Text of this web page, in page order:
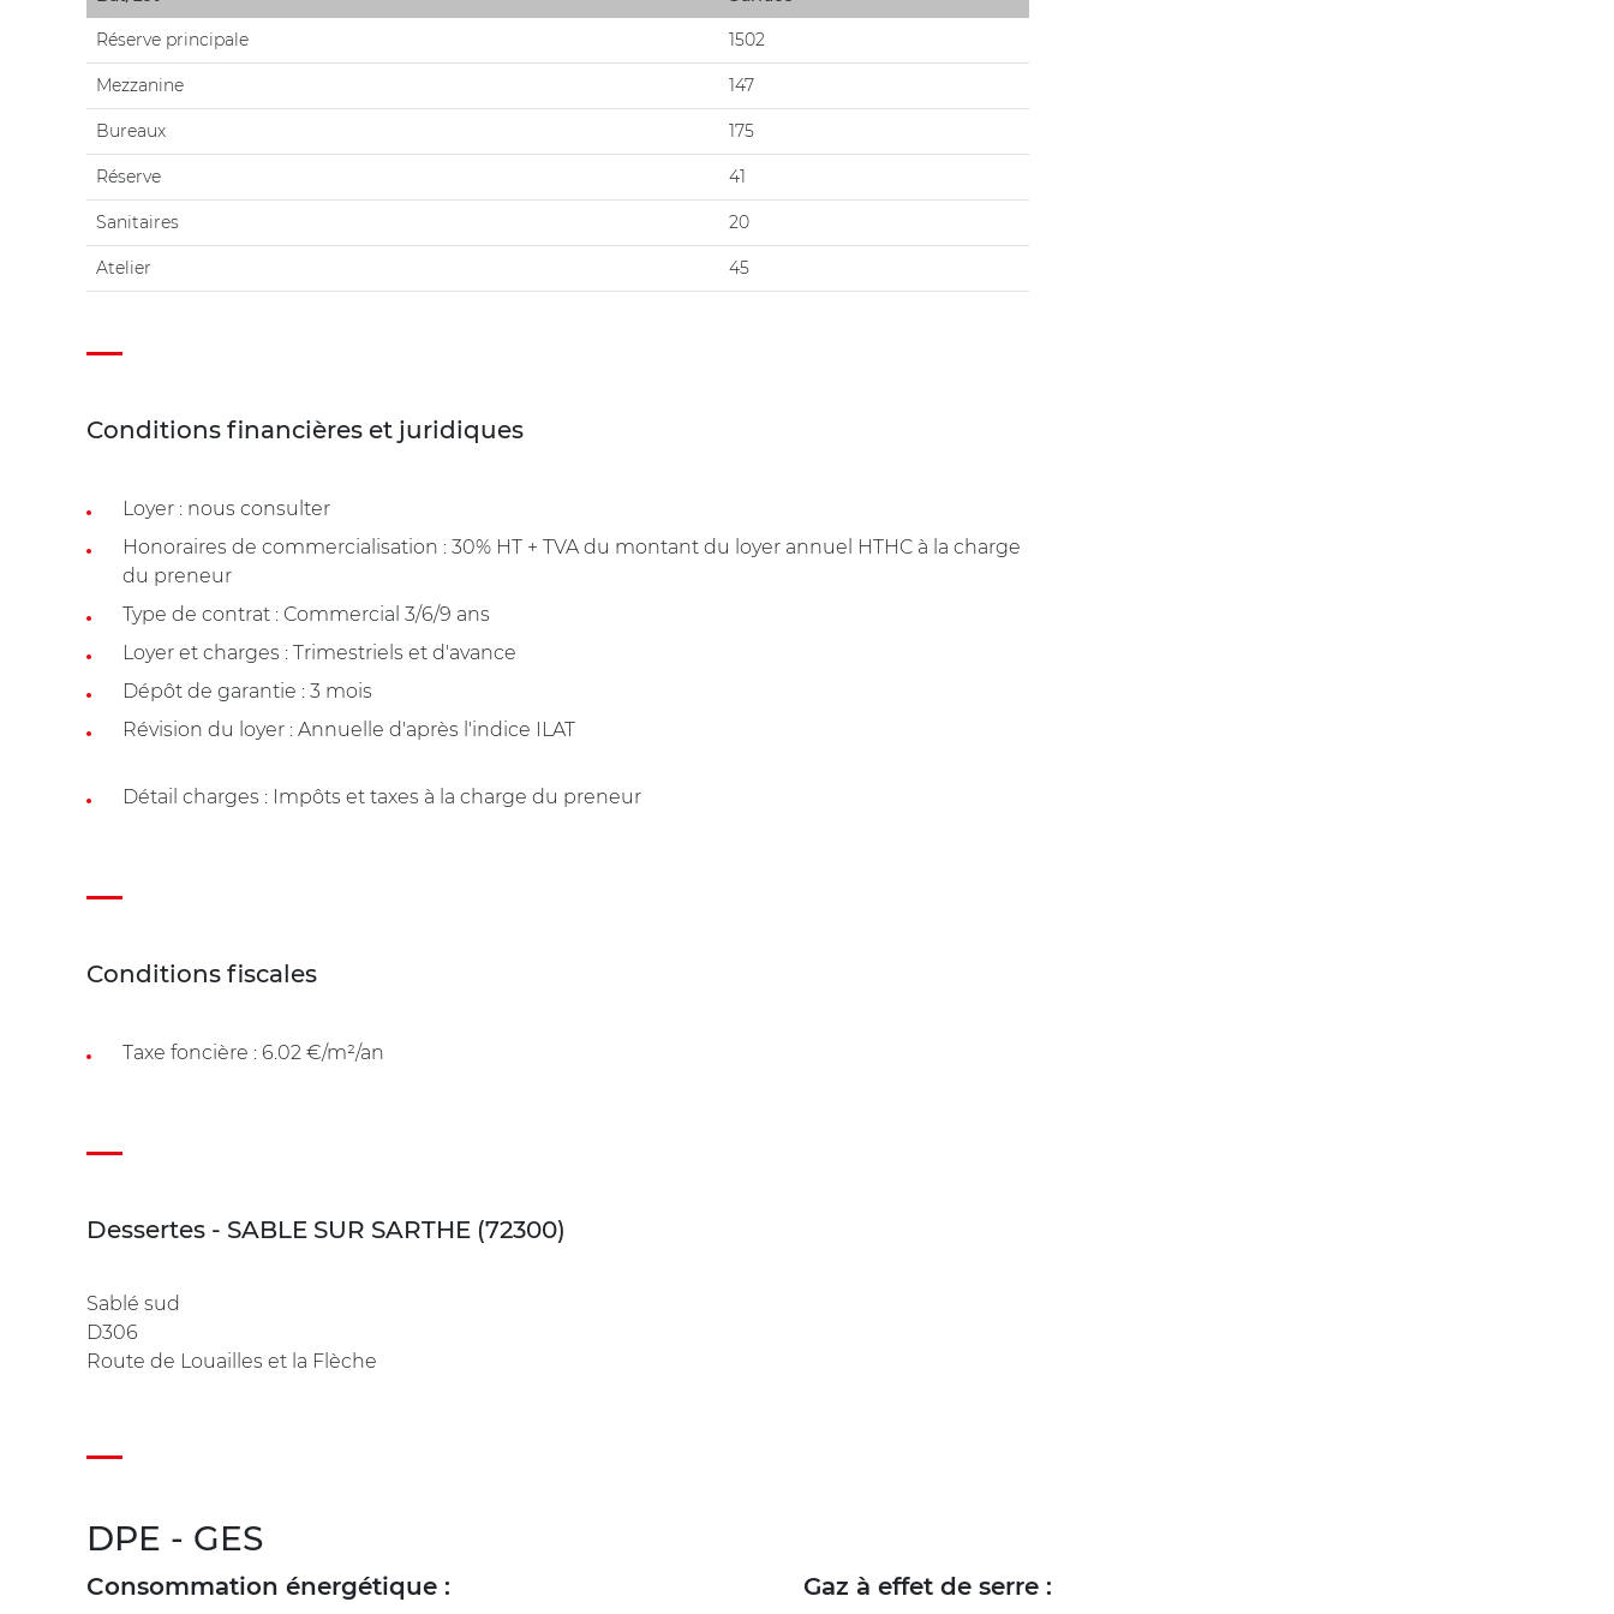
Réserve principale 1502
Mezzanine 147
Bureaux 175
Réserve 41
Sanitaires 20
Atelier 45
Conditions financières et juridiques
Loyer : nous consulter
Honoraires de commercialisation : 30% HT + TVA du montant du loyer annuel HTHC à la charge
du preneur
Type de contrat : Commercial 3/6/9 ans
Loyer et charges : Trimestriels et d'avance
Dépôt de garantie : 3 mois
Révision du loyer : Annuelle d'après l'indice ILAT
Détail charges : Impôts et taxes à la charge du preneur
Conditions fiscales
Taxe foncière : 6.02 €/m²/an
Dessertes - SABLE SUR SARTHE (72300)
Sablé sud
D306
Route de Louailles et la Flèche
DPE - GES
Consommation énergétique : Gaz à effet de serre :